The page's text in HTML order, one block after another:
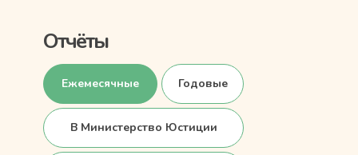
Отчёты
В Министерство Юстиции
Годовые
Ежемесячные